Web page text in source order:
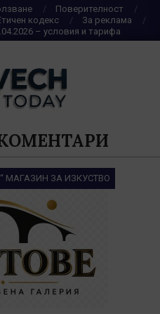
Поверителност
кодекс
За реклама
– условия и тарифа
МАГАЗИН ЗА ИЗКУСТВО